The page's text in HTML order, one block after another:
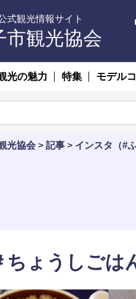
式観光情報サイト
市観光協会
光の魅力 特集 モデル
光協会 > 記事 > インスタ（#
ちょうしご